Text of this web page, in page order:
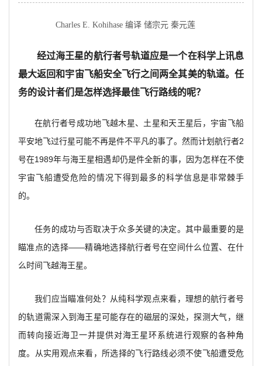
Charles E. Kohihase 编译 储宗元 秦元莲
经过海王星的航行者号轨道应是一个在科学上讯息
最大返回和宇宙飞船安全飞行之间两全其美的轨道。任
务的设计者们是怎样选择最佳飞行路线的呢？
在航行者号成功地飞越木星、土星和天王星后，宇宙飞船
平安地飞过行星可能不再是件不平凡的事了。然而计划航行者2
号在1989年与海王星相遇却仍是件全新的事，因为怎样在不使
宇宙飞船遭受危险的情况下得到最多的科学信息是非常棘手
的。
任务的成功与否取决于众多关键的决定。其中最重要的是
瞄准点的选择——精确地选择航行者号在空间什么位置、在什
么时间飞越海王星。
我们应当瞄准何处？从纯科学观点来看，理想的航行者号
的轨道需深入到海王星可能存在的磁层的深处，探测大气，继
而转向接近海卫一并提供对海王星环系统进行观察的各种角
度。从实用观点来看，所选择的飞行路线必须不使飞船遭受危